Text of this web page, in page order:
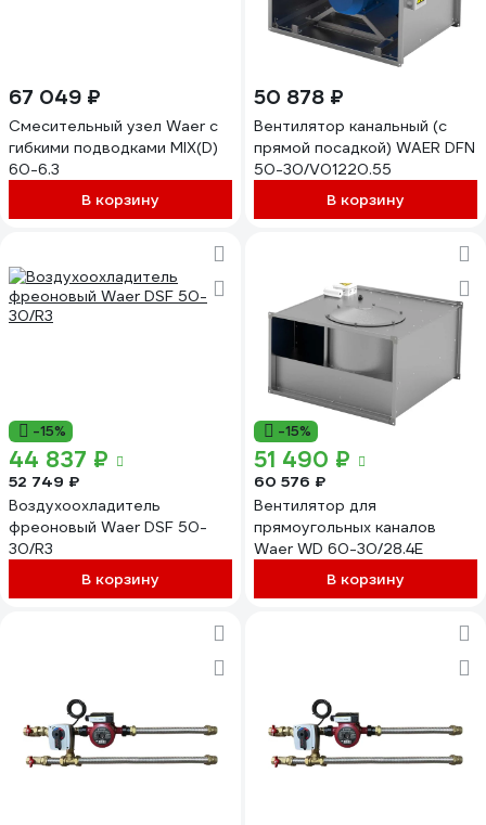
67 049 ₽
Смесительный узел Waer с
гибкими подводками MIX(D)
60-6.3
В корзину
50 878 ₽
Вентилятор канальный (с
прямой посадкой) WAER DFN
50-30/V01220.55
В корзину
-15%
44 837 ₽
52 749 ₽
Воздухоохладитель
фреоновый Waer DSF 50-
30/R3
В корзину
-15%
51 490 ₽
60 576 ₽
Вентилятор для
прямоугольных каналов
Waer WD 60-30/28.4E
В корзину